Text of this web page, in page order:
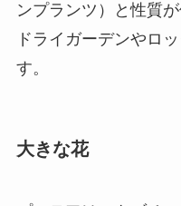
ンプランツ）と性質
ドライガーデンやロ
す。
大きな花